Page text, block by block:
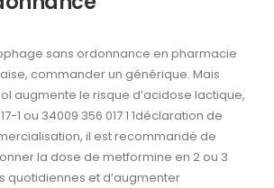
sans ordonnance en pharmacie
commander un générique. Mais
augmente le risque d’acidose lactique,
1 ou 34009 356 017 1 1déclaration de
il est recommandé de
la dose de metformine en 2 ou 3
quotidiennes et d’augmenter